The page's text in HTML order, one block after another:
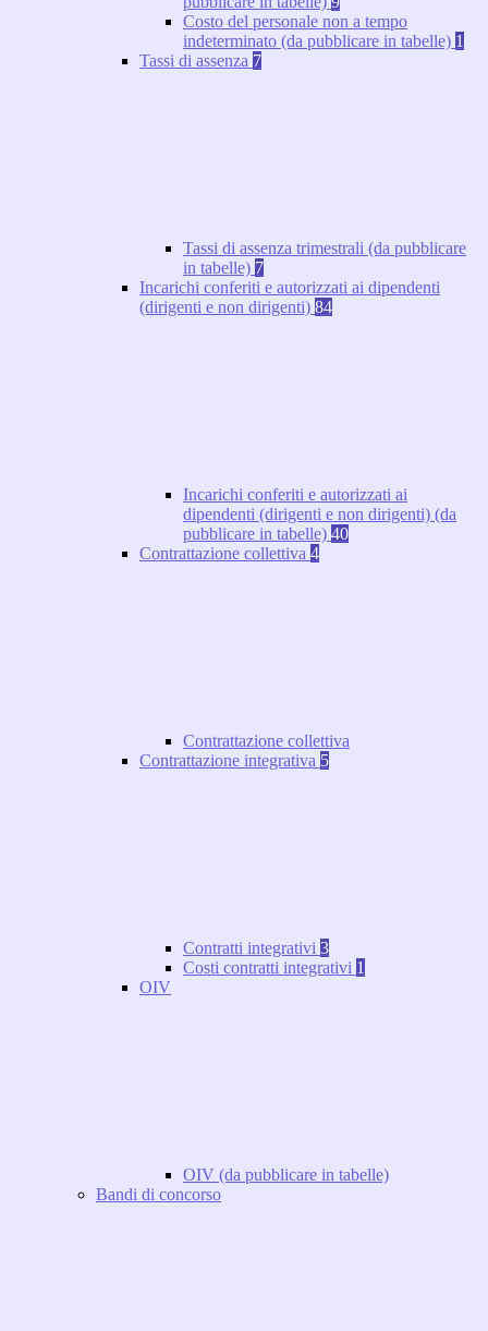
Costo del personale non a tempo
indeterminato (da pubblicare in tabelle) 1
Tassi di assenza 7
Tassi di assenza trimestrali (da pubblicare
in tabelle) 7
Incarichi conferiti e autorizzati ai dipendenti
(dirigenti e non dirigenti) 84
Incarichi conferiti e autorizzati ai
dipendenti (dirigenti e non dirigenti) (da
pubblicare in tabelle) 40
Contrattazione collettiva 4
Contrattazione collettiva
Contrattazione integrativa 5
Contratti integrativi 3
Costi contratti integrativi 1
OIV
OIV (da pubblicare in tabelle)
Bandi di concorso